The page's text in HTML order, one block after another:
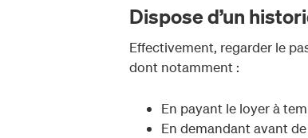
Dispose d’un
Effectivement, regarder le
dont notamment :
En payant le loyer à
En demandant avant